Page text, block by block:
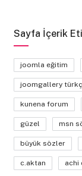
Sayfa İçerik
joomla eğitim
joomgallery
kunena forum
güzel msn
büyük sözler
c.aktan achi